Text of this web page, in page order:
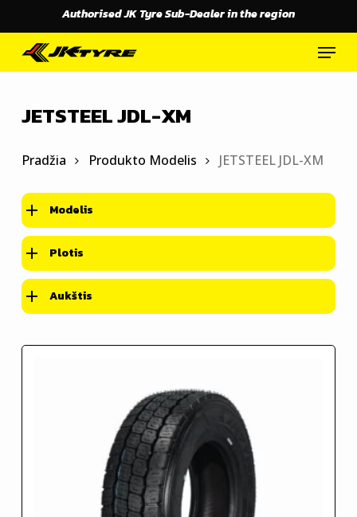
content
Authorised JK Tyre Sub-Dealer in the region
Menu
JETSTEEL JDL-XM
Pradžia Produkto Modelis JETSTEEL JDL-XM
Modelis
Plotis
Aukštis